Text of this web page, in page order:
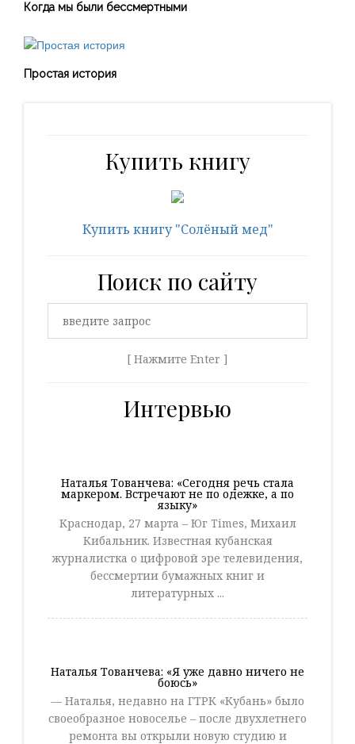
Когда мы были бессмертными
Простая история
Купить книгу
Купить книгу "Солёный мед"
Поиск по сайту
[ Нажмите Enter ]
Интервью
Наталья Тованчева: «Сегодня речь стала
маркером. Встречают не по одежке, а по
языку»
Краснодар, 27 марта – Юг Times, Михаил
Кибальник. Известная кубанская
журналистка о цифровой эре телевидения,
бессмертии бумажных книг и
литературных ...
Наталья Тованчева: «Я уже давно ничего не
боюсь»
— Наталья, недавно на ГТРК «Кубань» было
своеобразное новоселье – после двухлетнего
ремонта вы открыли новую студию и